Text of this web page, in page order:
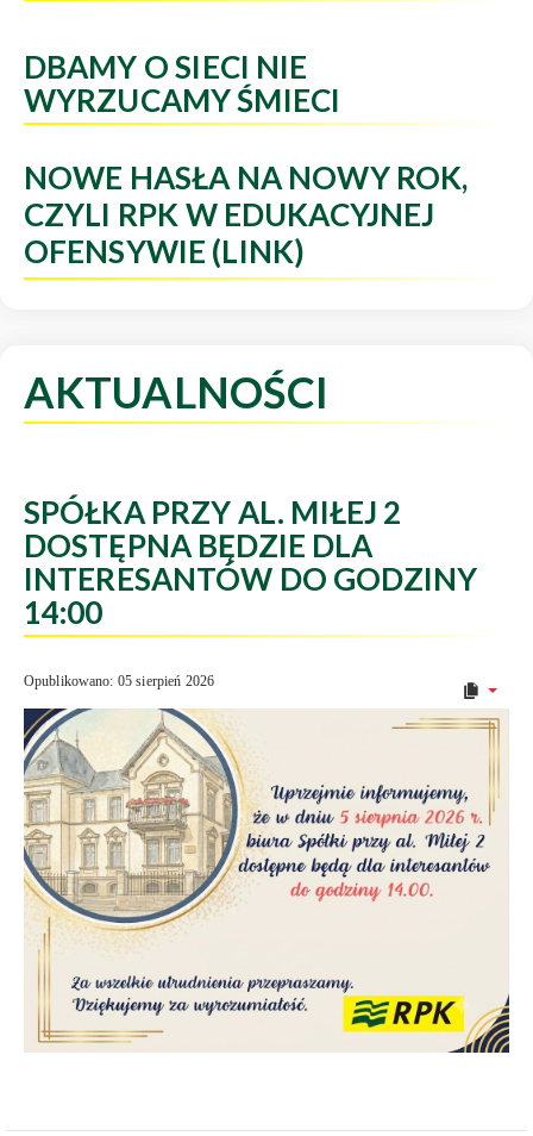
DBAMY O SIECI NIE
WYRZUCAMY ŚMIECI
NOWE HASŁA NA NOWY ROK,
CZYLI RPK W EDUKACYJNEJ
OFENSYWIE (LINK)
AKTUALNOŚCI
SPÓŁKA PRZY AL. MIŁEJ 2
DOSTĘPNA BĘDZIE DLA
INTERESANTÓW DO GODZINY
14:00
Opublikowano: 05 sierpień 2026